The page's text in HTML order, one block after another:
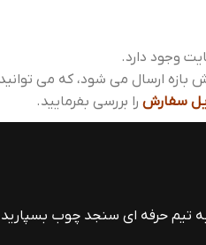
وجود دارد.
سفارش را بررسی بفرمایید.
تیم حرفه ای سنجد چوب